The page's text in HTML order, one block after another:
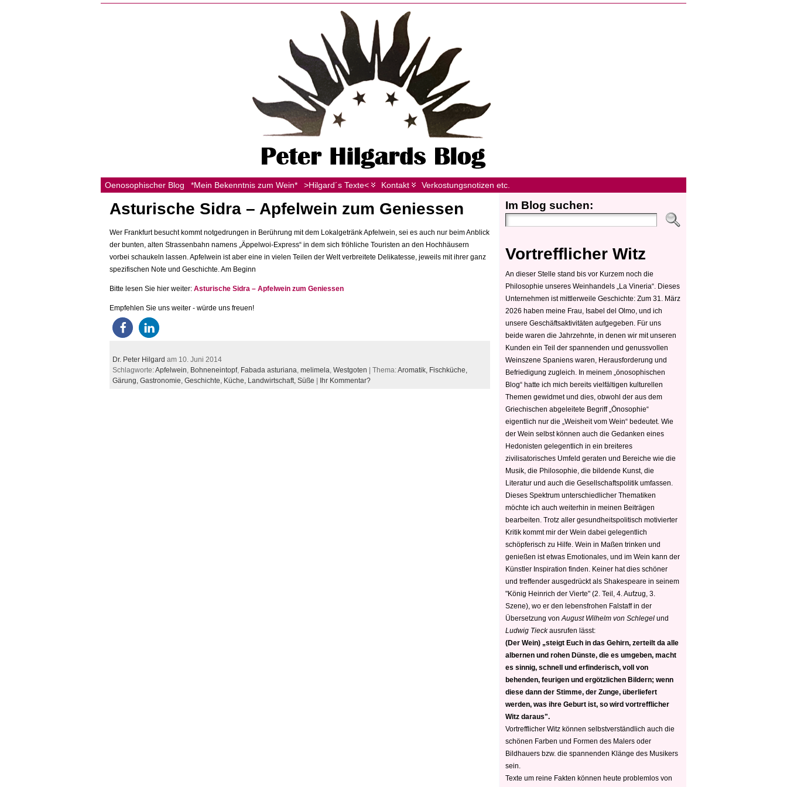
Oenosophischer Blog *Mein Bekenntnis zum Wein* >Hilgard´s Texte< Kontakt Verkostungsnotizen etc.
Asturische Sidra – Apfelwein zum Geniessen
Wer Frankfurt besucht kommt notgedrungen in Berührung mit dem Lokalgetränk Apfelwein, sei es auch nur beim Anblick
der bunten, alten Strassenbahn namens „Äppelwoi-Express“ in dem sich fröhliche Touristen an den Hochhäusern
vorbei schaukeln lassen. Apfelwein ist aber eine in vielen Teilen der Welt verbreitete Delikatesse, jeweils mit ihrer ganz
spezifischen Note und Geschichte. Am Beginn
Bitte lesen Sie hier weiter: Asturische Sidra – Apfelwein zum Geniessen
Empfehlen Sie uns weiter - würde uns freuen!
Dr. Peter Hilgard am 10. Juni 2014
Schlagworte:Apfelwein, Bohneneintopf, Fabada asturiana, melimela, Westgoten | Thema:Aromatik, Fischküche,
Gärung, Gastronomie, Geschichte, Küche, Landwirtschaft, Süße Ihr Kommentar?
Im Blog suchen:
Vortrefflicher Witz
An dieser Stelle stand bis vor Kurzem noch die
Philosophie unseres Weinhandels „La Vineria“. Dieses
Unternehmen ist mittlerweile Geschichte: Zum 31. März
2026 haben meine Frau, Isabel del Olmo, und ich
unsere Geschäftsaktivitäten aufgegeben. Für uns
beide waren die Jahrzehnte, in denen wir mit unseren
Kunden ein Teil der spannenden und genussvollen
Weinszene Spaniens waren, Herausforderung und
Befriedigung zugleich. In meinem „önosophischen
Blog“ hatte ich mich bereits vielfältigen kulturellen
Themen gewidmet und dies, obwohl der aus dem
Griechischen abgeleitete Begriff „Önosophie“
eigentlich nur die „Weisheit vom Wein“ bedeutet. Wie
der Wein selbst können auch die Gedanken eines
Hedonisten gelegentlich in ein breiteres
zivilisatorisches Umfeld geraten und Bereiche wie die
Musik, die Philosophie, die bildende Kunst, die
Literatur und auch die Gesellschaftspolitik umfassen.
Dieses Spektrum unterschiedlicher Thematiken
möchte ich auch weiterhin in meinen Beiträgen
bearbeiten. Trotz aller gesundheitspolitisch motivierter
Kritik kommt mir der Wein dabei gelegentlich
schöpferisch zu Hilfe. Wein in Maßen trinken und
genießen ist etwas Emotionales, und im Wein kann der
Künstler Inspiration finden. Keiner hat dies schöner
und treffender ausgedrückt als Shakespeare in seinem
"König Heinrich der Vierte" (2. Teil, 4. Aufzug, 3.
Szene), wo er den lebensfrohen Falstaff in der
Übersetzung von August Wilhelm von Schlegel und
Ludwig Tieckausrufen lässt:
(Der Wein) „steigt Euch in das Gehirn, zerteilt da alle
albernen und rohen Dünste, die es umgeben, macht
es sinnig, schnell und erfinderisch, voll von
behenden, feurigen und ergötzlichen Bildern; wenn
diese dann der Stimme, der Zunge, überliefert
werden, was ihre Geburt ist, so wird vortrefflicher
Witz daraus".
Vortrefflicher Witz können selbstverständlich auch die
schönen Farben und Formen des Malers oder
Bildhauers bzw. die spannenden Klänge des Musikers
sein.
Texte um reine Fakten können heute problemlos von